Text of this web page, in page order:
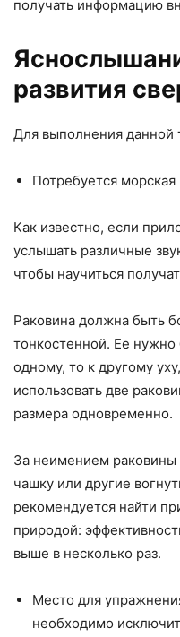
получать информацию
развития
Для выполнения данной
Потребуется морская
Как известно, если
услышать различные
чтобы научиться
Раковина должна быть
тонкостенной. Ее нужно
одному, то к другому
использовать две
размера одновременно.
За неимением раковины
чашку или другие
рекомендуется найти
природой:
выше в несколько раз.
Место для
необходимо